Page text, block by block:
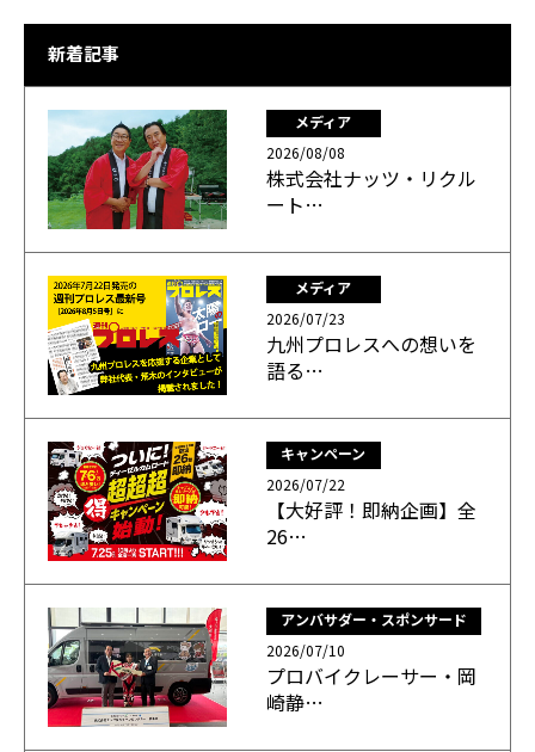
新着記事
メディア
2026/08/08
株式会社ナッツ・リクル
ート…
メディア
2026/07/23
九州プロレスへの想いを
語る…
キャンペーン
2026/07/22
【大好評！即納企画】全
26…
アンバサダー・スポンサード
2026/07/10
プロバイクレーサー・岡
崎静…